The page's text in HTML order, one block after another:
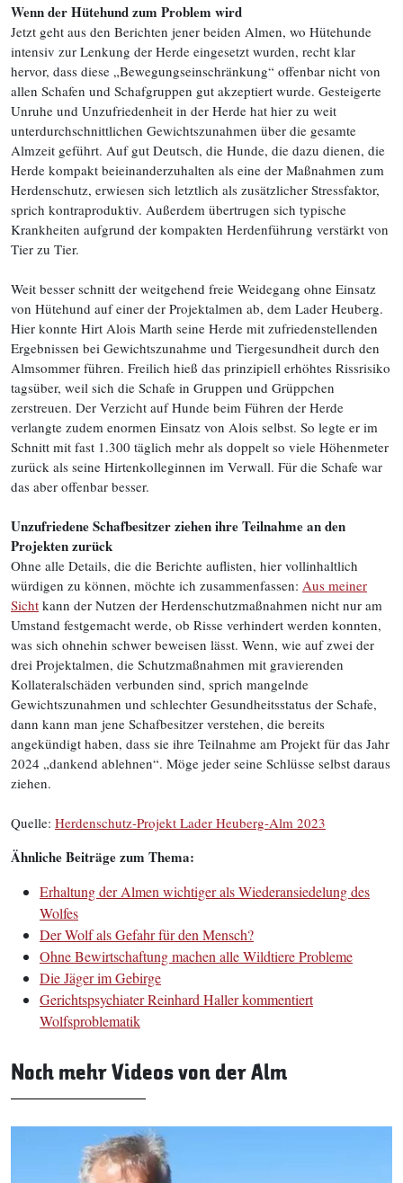
Wenn der Hütehund zum Problem wird
Jetzt geht aus den Berichten jener beiden Almen, wo Hütehunde
intensiv zur Lenkung der Herde eingesetzt wurden, recht klar
hervor, dass diese „Bewegungseinschränkung“ offenbar nicht von
allen Schafen und Schafgruppen gut akzeptiert wurde. Gesteigerte
Unruhe und Unzufriedenheit in der Herde hat hier zu weit
unterdurchschnittlichen Gewichtszunahmen über die gesamte
Almzeit geführt. Auf gut Deutsch, die Hunde, die dazu dienen, die
Herde kompakt beieinanderzuhalten als eine der Maßnahmen zum
Herdenschutz, erwiesen sich letztlich als zusätzlicher Stressfaktor,
sprich kontraproduktiv. Außerdem übertrugen sich typische
Krankheiten aufgrund der kompakten Herdenführung verstärkt von
Tier zu Tier.
Weit besser schnitt der weitgehend freie Weidegang ohne Einsatz
von Hütehund auf einer der Projektalmen ab, dem Lader Heuberg.
Hier konnte Hirt Alois Marth seine Herde mit zufriedenstellenden
Ergebnissen bei Gewichtszunahme und Tiergesundheit durch den
Almsommer führen. Freilich hieß das prinzipiell erhöhtes Rissrisiko
tagsüber, weil sich die Schafe in Gruppen und Grüppchen
zerstreuen. Der Verzicht auf Hunde beim Führen der Herde
verlangte zudem enormen Einsatz von Alois selbst. So legte er im
Schnitt mit fast 1.300 täglich mehr als doppelt so viele Höhenmeter
zurück als seine Hirtenkolleginnen im Verwall. Für die Schafe war
das aber offenbar besser.
Unzufriedene Schafbesitzer ziehen ihre Teilnahme an den
Projekten zurück
Ohne alle Details, die die Berichte auflisten, hier vollinhaltlich
würdigen zu können, möchte ich zusammenfassen: Aus meiner
Sicht kann der Nutzen der Herdenschutzmaßnahmen nicht nur am
Umstand festgemacht werde, ob Risse verhindert werden konnten,
was sich ohnehin schwer beweisen lässt. Wenn, wie auf zwei der
drei Projektalmen, die Schutzmaßnahmen mit gravierenden
Kollateralschäden verbunden sind, sprich mangelnde
Gewichtszunahmen und schlechter Gesundheitsstatus der Schafe,
dann kann man jene Schafbesitzer verstehen, die bereits
angekündigt haben, dass sie ihre Teilnahme am Projekt für das Jahr
2024 „dankend ablehnen“. Möge jeder seine Schlüsse selbst daraus
ziehen.
Quelle: Herdenschutz-Projekt Lader Heuberg-Alm 2023
Ähnliche Beiträge zum Thema:
Erhaltung der Almen wichtiger als Wiederansiedelung des
Wolfes
Der Wolf als Gefahr für den Mensch?
Ohne Bewirtschaftung machen alle Wildtiere Probleme
Die Jäger im Gebirge
Gerichtspsychiater Reinhard Haller kommentiert
Wolfsproblematik
Noch mehr Videos von der Alm